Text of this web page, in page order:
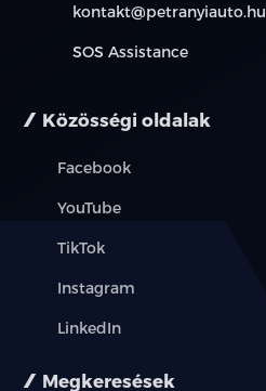
kontakt@petranyiauto.hu
SOS Assistance
Közösségi oldalak
Facebook
YouTube
TikTok
Instagram
LinkedIn
Megkeresések